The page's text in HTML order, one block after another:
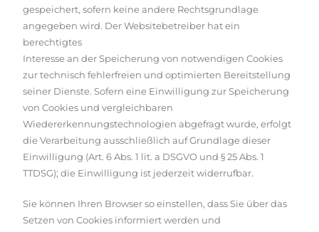
gespeichert, sofern keine andere Rechtsgrundlage
angegeben wird. Der Websitebetreiber hat ein
berechtigtes
Interesse an der Speicherung von notwendigen Cookies
zur technisch fehlerfreien und optimierten Bereitstellung
seiner Dienste. Sofern eine Einwilligung zur Speicherung
von Cookies und vergleichbaren
Wiedererkennungstechnologien abgefragt wurde, erfolgt
die Verarbeitung ausschließlich auf Grundlage dieser
Einwilligung (Art. 6 Abs. 1 lit. a DSGVO und § 25 Abs. 1
TTDSG); die Einwilligung ist jederzeit widerrufbar.
Sie können Ihren Browser so einstellen, dass Sie über das
Setzen von Cookies informiert werden und